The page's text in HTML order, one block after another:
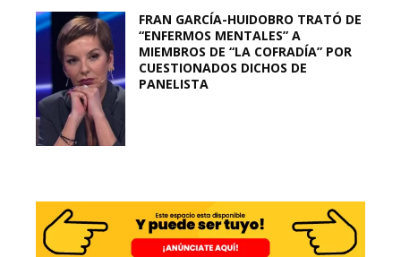
FRAN GARCÍA-HUIDOBRO TRATÓ DE
“ENFERMOS MENTALES” A
MIEMBROS DE “LA COFRADÍA” POR
CUESTIONADOS DICHOS DE
PANELISTA